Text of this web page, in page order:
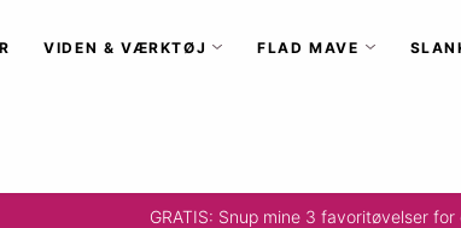
VIDEN & VÆRKTØJ FLAD MAVE
GRATIS: Snup mine 3 favoritøvelser